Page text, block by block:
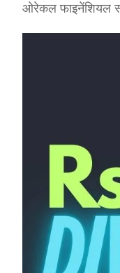
ओरेकल फाइनेंशियल